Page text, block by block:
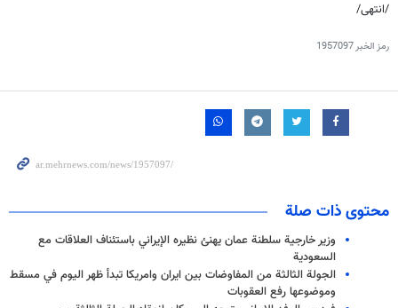
/انتهى/
رمز الخبر1957097
محتوى ذات صلة
وزير خارجية سلطنة عمان يهنئ نظيره الإيراني باستئناف العلاقات مع
السعودية
الجولة الثالثة من المفاوضات بين ايران وامريكا تبدأ ظهر اليوم في مسقط
وموضوعها رفع العقوبات